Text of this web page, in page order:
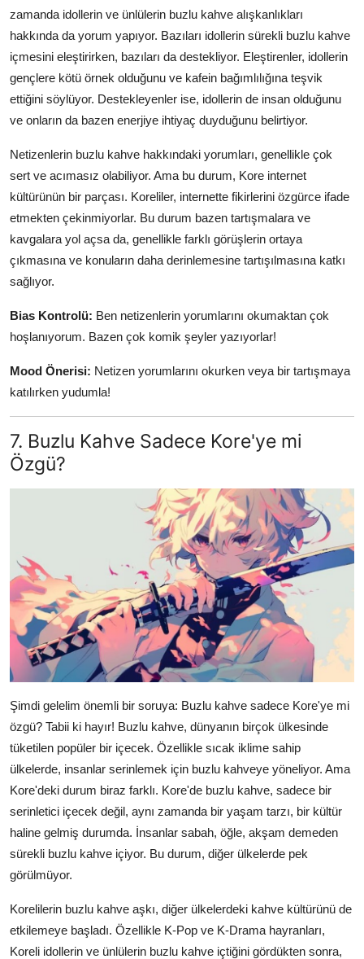
zamanda idollerin ve ünlülerin buzlu kahve alışkanlıkları
hakkında da yorum yapıyor. Bazıları idollerin sürekli buzlu kahve
içmesini eleştirirken, bazıları da destekliyor. Eleştirenler, idollerin
gençlere kötü örnek olduğunu ve kafein bağımlılığına teşvik
ettiğini söylüyor. Destekleyenler ise, idollerin de insan olduğunu
ve onların da bazen enerjiye ihtiyaç duyduğunu belirtiyor.
Netizenlerin buzlu kahve hakkındaki yorumları, genellikle çok
sert ve acımasız olabiliyor. Ama bu durum, Kore internet
kültürünün bir parçası. Koreliler, internette fikirlerini özgürce ifade
etmekten çekinmiyorlar. Bu durum bazen tartışmalara ve
kavgalara yol açsa da, genellikle farklı görüşlerin ortaya
çıkmasına ve konuların daha derinlemesine tartışılmasına katkı
sağlıyor.
Bias Kontrolü: Ben netizenlerin yorumlarını okumaktan çok
hoşlanıyorum. Bazen çok komik şeyler yazıyorlar!
Mood Önerisi: Netizen yorumlarını okurken veya bir tartışmaya
katılırken yudumla!
7. Buzlu Kahve Sadece Kore'ye mi
Özgü?
Şimdi gelelim önemli bir soruya: Buzlu kahve sadece Kore'ye mi
özgü? Tabii ki hayır! Buzlu kahve, dünyanın birçok ülkesinde
tüketilen popüler bir içecek. Özellikle sıcak iklime sahip
ülkelerde, insanlar serinlemek için buzlu kahveye yöneliyor. Ama
Kore'deki durum biraz farklı. Kore'de buzlu kahve, sadece bir
serinletici içecek değil, aynı zamanda bir yaşam tarzı, bir kültür
haline gelmiş durumda. İnsanlar sabah, öğle, akşam demeden
sürekli buzlu kahve içiyor. Bu durum, diğer ülkelerde pek
görülmüyor.
Korelilerin buzlu kahve aşkı, diğer ülkelerdeki kahve kültürünü de
etkilemeye başladı. Özellikle K-Pop ve K-Drama hayranları,
Koreli idollerin ve ünlülerin buzlu kahve içtiğini gördükten sonra,